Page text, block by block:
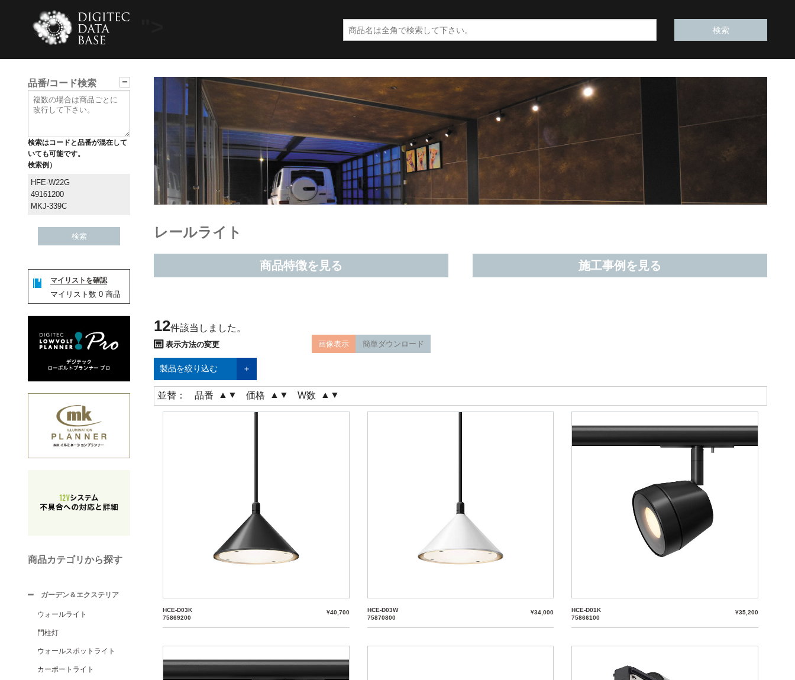
品番/コード検索
検索はコードと品番が混在して
いても可能です。
検索例）
HFE-W22G
49161200
MKJ-339C
マイリストを確認
マイリスト数 0 商品
商品カテゴリから探す
ガーデン＆エクステリア
ウォールライト
門柱灯
ウォールスポットライト
カーポートライト
レールライト
商品特徴を見る 施工事例を見る
12件該当しました。
表示方法の変更 画像表示 簡単ダウンロード
製品を絞り込む
並替： 品番 ▲ ▼ 価格 ▲ ▼ W数 ▲ ▼
HCE-D03K
75869200
¥40,700
HCE-D03W
75870800
¥34,000
HCE-D01K
75866100
¥35,200